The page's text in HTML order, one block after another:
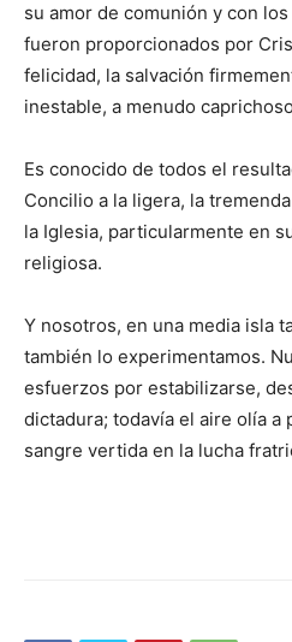
su amor de comunión y con
fueron proporcionados por
feli­cidad, la salvación
inesta­ble, a menudo
Es conocido de todos el
Concilio a la ­ligera, la
la Iglesia, particularmente en
religiosa.
Y nosotros, en una media isla
también lo expe­rimentamos.
esfuerzos por estabilizarse,
dictadura; todavía el aire olía a
sangre vertida en la lucha